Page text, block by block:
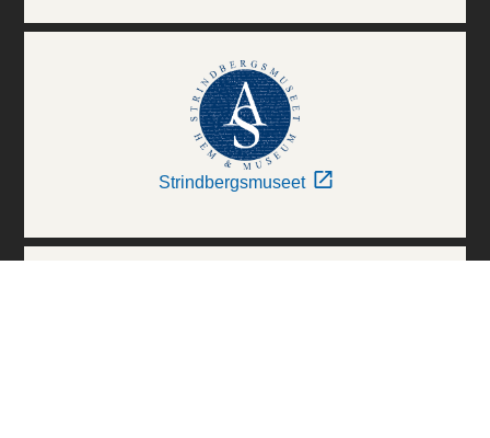
Strindbergsmuseet